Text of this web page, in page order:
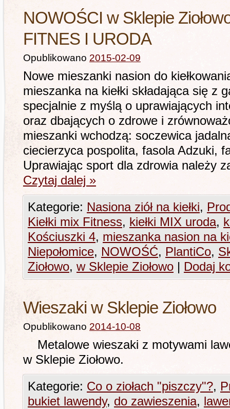
NOWOŚCI w Sklepie
FITNES I URODA
Opublikowano 2015-02-09
Nowe mieszanki nasion do
mieszanka na kiełki składająca się z
specjalnie z myślą o uprawiających
oraz dbających o zdrowe i
mieszanki wchodzą: soczewica
ciecierzyca pospolita, fasola Adzuki,
Uprawiając sport dla zdrowia należy
Czytaj dalej »
Kategorie: Nasiona ziół na kiełki,
Kiełki mix Fitness, kiełki MIX uroda,
Kościuszki 4, mieszanka nasion na
Niepołomice, NOWOŚĆ, PlantiCo,
Ziołowo, w Sklepie Ziołowo | Dodaj
Wieszaki w Sklepie Ziołowo
Opublikowano 2014-10-08
Metalowe wieszaki z motywami
w Sklepie Ziołowo.
Kategorie: Co o ziołach "piszczy"?,
bukiet lawendy, do zawieszenia,